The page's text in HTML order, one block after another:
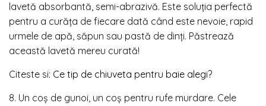
lavetă absorbantă, semi-abrazivă. Este soluția perfectă
pentru a curăța de fiecare dată când este nevoie, rapid
urmele de apă, săpun sau pastă de dinți. Păstrează
această lavetă mereu curată!
Citeste si: Ce tip de chiuveta pentru baie alegi?
8. Un coș de gunoi, un coș pentru rufe murdare. Cele